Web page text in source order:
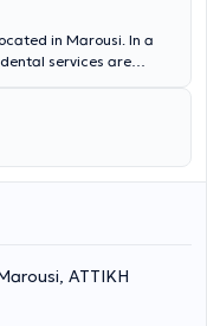
in Marousi. In a
services are
concern is the
needs of the
Marousi, ΑΤΤΙΚΗ